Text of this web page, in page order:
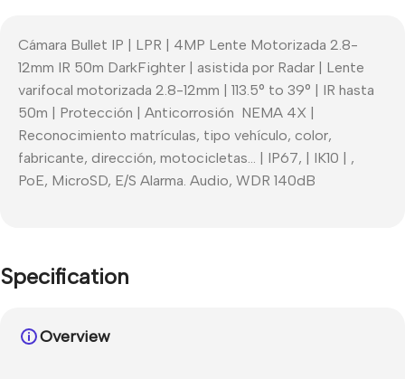
Cámara Bullet IP | LPR | 4MP Lente Motorizada 2.8-
12mm IR 50m DarkFighter | asistida por Radar | Lente
varifocal motorizada 2.8-12mm | 113.5° to 39° | IR hasta
50m | Protección | Anticorrosión NEMA 4X |
Reconocimiento matrículas, tipo vehículo, color,
fabricante, dirección, motocicletas… | IP67, | IK10 | ,
PoE, MicroSD, E/S Alarma. Audio, WDR 140dB
Specification
Overview